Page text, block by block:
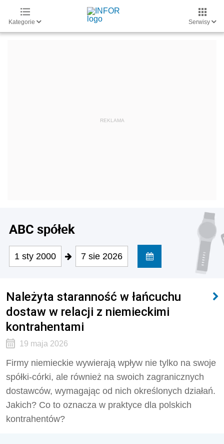
Kategorie Serwisy
ABC spółek
1 sty 2000 7 sie 2026
Należyta staranność w łańcuchu
dostaw w relacji z niemieckimi
kontrahentami
19 maja 2026
Firmy niemieckie wywierają wpływ nie tylko na swoje
spółki-córki, ale również na swoich zagranicznych
dostawców, wymagając od nich określonych działań.
Jakich? Co to oznacza w praktyce dla polskich
kontrahentów?